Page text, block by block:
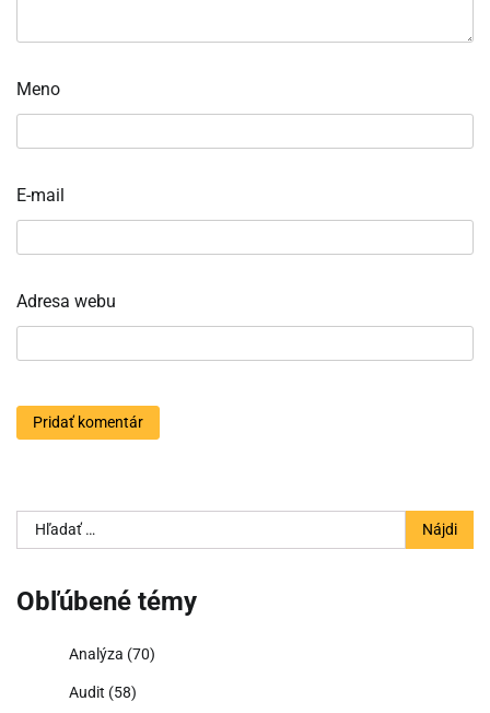
Meno
E-mail
Adresa webu
Hľadať:
Obľúbené témy
Analýza (70)
Audit (58)